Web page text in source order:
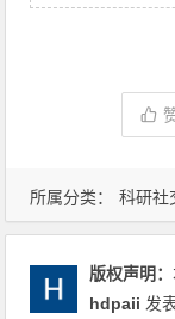
所属分类： 科研社
版权声明：
hdpaii 发